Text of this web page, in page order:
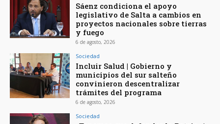
Sáenz condiciona el apoyo
legislativo de Salta a cambios en
proyectos nacionales sobre tierras
y fuego
6 de agosto, 2026
Sociedad
Incluir Salud | Gobierno y
municipios del sur salteño
convinieron descentralizar
trámites del programa
6 de agosto, 2026
Sociedad